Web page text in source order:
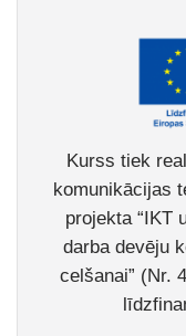
Kurss tiek
komunikācijas
projekta “IKT
darba devēju
celšanai” (Nr.